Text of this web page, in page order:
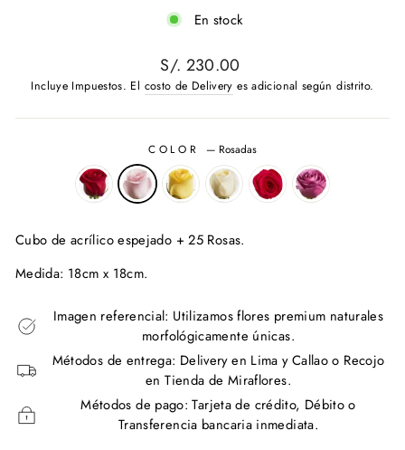
En stock
Precio
habitual
S/. 230.00
Incluye Impuestos. El costo de Delivery es adicional según distrito.
COLOR — Rosadas
Cubo de acrílico espejado + 25 Rosas.
Medida: 18cm x 18cm.
Imagen referencial: Utilizamos flores premium naturales
morfológicamente únicas.
Métodos de entrega: Delivery en Lima y Callao o Recojo
en Tienda de Miraflores.
Métodos de pago: Tarjeta de crédito, Débito o
Transferencia bancaria inmediata.